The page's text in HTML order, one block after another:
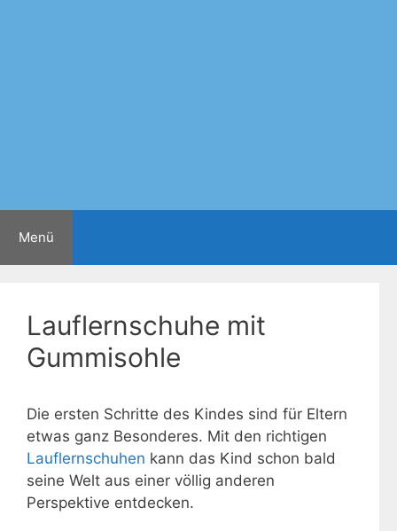
Menü
Lauflernschuhe mit
Gummisohle
Die ersten Schritte des Kindes sind für Eltern
etwas ganz Besonderes. Mit den richtigen
Lauflernschuhen kann das Kind schon bald
seine Welt aus einer völlig anderen
Perspektive entdecken.